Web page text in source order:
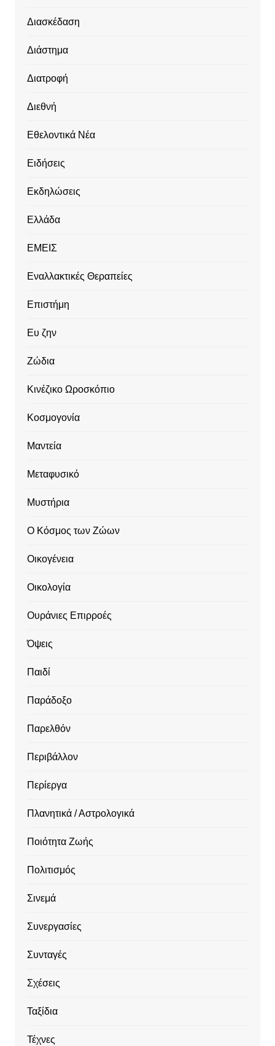
Διασκέδαση
Διάστημα
Διατροφή
Διεθνή
Εθελοντικά Νέα
Ειδήσεις
Εκδηλώσεις
Ελλάδα
ΕΜΕΙΣ
Εναλλακτικές Θεραπείες
Επιστήμη
Ευ ζην
Ζώδια
Κινέζικο Ωροσκόπιο
Κοσμογονία
Μαντεία
Μεταφυσικό
Μυστήρια
Ο Κόσμος των Ζώων
Οικογένεια
Οικολογία
Ουράνιες Επιρροές
Όψεις
Παιδί
Παράδοξο
Παρελθόν
Περιβάλλον
Περίεργα
Πλανητικά / Αστρολογικά
Ποιότητα Ζωής
Πολιτισμός
Σινεμά
Συνεργασίες
Συνταγές
Σχέσεις
Ταξίδια
Τέχνες